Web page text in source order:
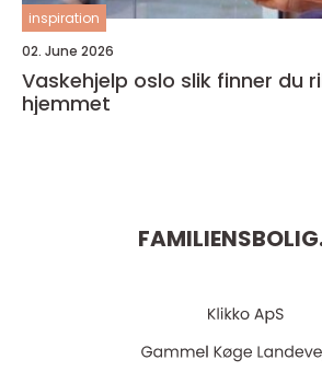
inspiration
02. June 2026
Vaskehjelp oslo slik finner du riktig hjelp til
hjemmet